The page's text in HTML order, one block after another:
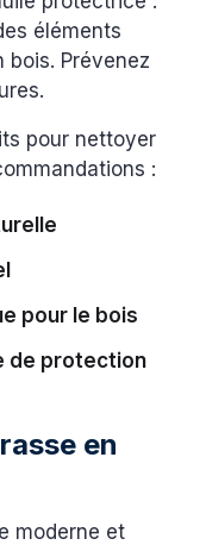
éléments
Prévenez
pour nettoyer
:
pour le bois
de protection
en
moderne et